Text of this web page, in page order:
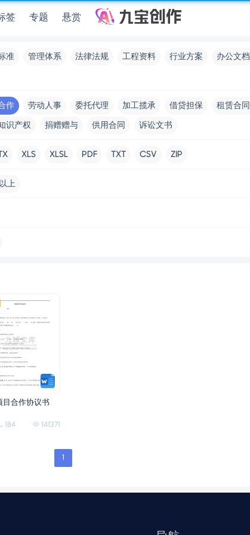
签 专题 悬赏
准 管理体系 法律法规 工程资料 行业方案 办公文档
作 劳动人事 委托代理 加工揽承 借贷担保 租赁合同
识产权 捐赠赠与 供用合同 诉讼文书
XLS XLSL PDF TXT CSV ZIP
上
目合作协议书
184 141371
1